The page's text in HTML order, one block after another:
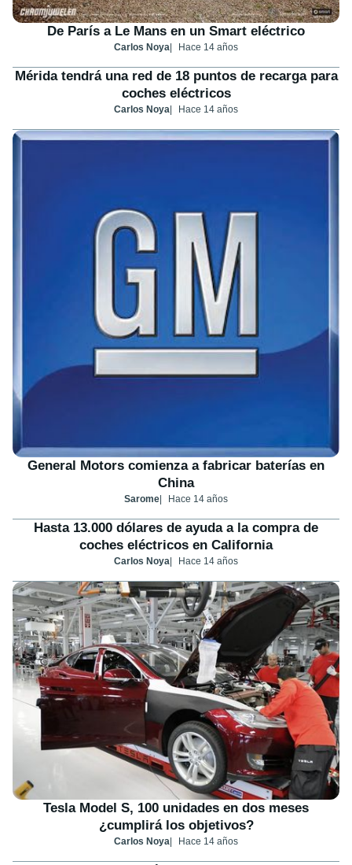
De París a Le Mans en un Smart eléctrico
Carlos Noya Hace 14 años
Mérida tendrá una red de 18 puntos de recarga para
coches eléctricos
Carlos Noya Hace 14 años
General Motors comienza a fabricar baterías en
China
Sarome Hace 14 años
Hasta 13.000 dólares de ayuda a la compra de
coches eléctricos en California
Carlos Noya Hace 14 años
Tesla Model S, 100 unidades en dos meses
¿cumplirá los objetivos?
Carlos Noya Hace 14 años